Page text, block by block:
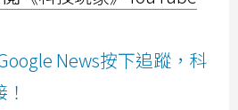
News按下追蹤，科